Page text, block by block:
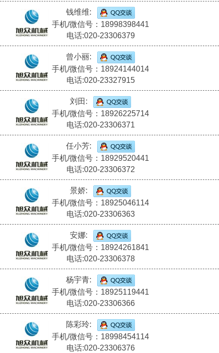
钱维维:
手机/微信号：18998398441
电话:020-23306379
曾小丽:
手机/微信号：18924144014
电话:020-23327915
刘田:
手机/微信号：18926225714
电话:020-23306371
任小芳:
手机/微信号：18929520441
电话:020-23306372
景娇:
手机/微信号：18925046114
电话:020-23306363
安娜:
手机/微信号：18924261841
电话:020-23306378
杨宇青:
手机/微信号：18925119441
电话:020-23306366
陈彩玲:
手机/微信号：18998454114
电话:020-23306376